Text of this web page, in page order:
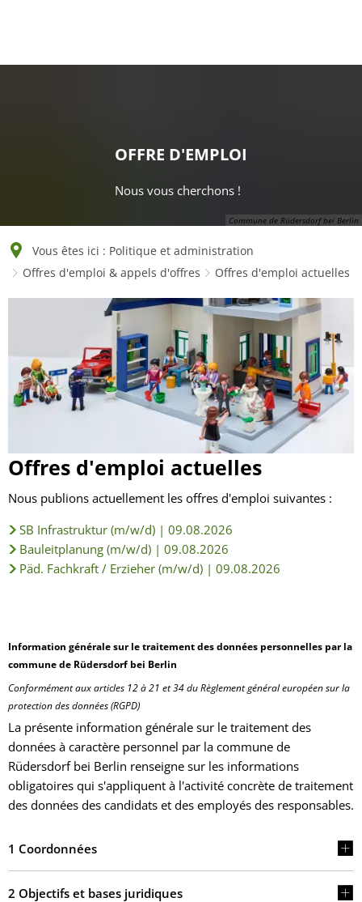
Deutsch
Commune de Rüdersdorf bei Berlin
OFFRE D'EMPLOI
Nous vous cherchons !
Vous êtes ici : Politique et administration
Offres d'emploi & appels d'offres
Offres d'emploi actuelles
Offres d'emploi actuelles
Nous publions actuellement les offres d'emploi suivantes :
SB Infrastruktur (m/w/d) | 09.08.2026
Bauleitplanung (m/w/d) | 09.08.2026
Päd. Fachkraft / Erzieher (m/w/d) | 09.08.2026
Information générale sur le traitement des données personnelles par la
commune de Rüdersdorf bei Berlin
Conformément aux articles 12 à 21 et 34 du Règlement général européen sur la
protection des données (RGPD)
La présente information générale sur le traitement des
données à caractère personnel par la commune de
Rüdersdorf bei Berlin renseigne sur les informations
obligatoires qui s'appliquent à l'activité concrète de traitement
des données des candidats et des employés des responsables.
1 Coordonnées
2 Objectifs et bases juridiques